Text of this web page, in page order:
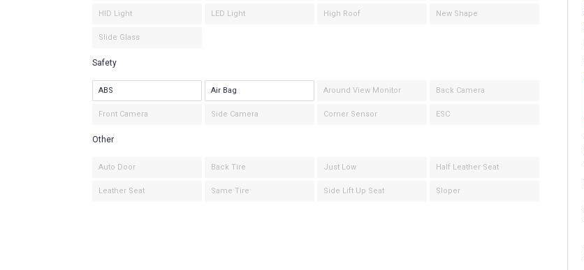
HID Light LED Light High Roof New Shape
Slide Glass
Safety
ABS Air Bag Around View Monitor Back Camera
Front Camera Side Camera Corner Sensor ESC
Other
Auto Door Back Tire Just Low Half Leather Seat
Leather Seat Same Tire Side Lift Up Seat Sloper